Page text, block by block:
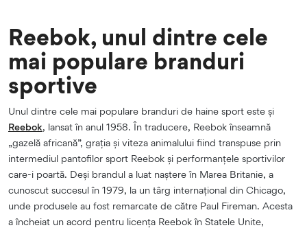
Reebok, unul dintre cele
mai populare branduri
sportive
Unul dintre cele mai populare branduri de haine sport este și
Reebok, lansat în anul 1958. În traducere, Reebok înseamnă
„gazelă africană”, grația și viteza animalului fiind transpuse prin
intermediul pantofilor sport Reebok și performanțele sportivilor
care-i poartă. Deși brandul a luat naștere în Marea Britanie, a
cunoscut succesul în 1979, la un târg internațional din Chicago,
unde produsele au fost remarcate de către Paul Fireman. Acesta
a încheiat un acord pentru licența Reebok în Statele Unite,